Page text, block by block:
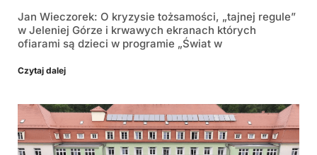
Jan Wieczorek: O kryzysie tożsamości, „tajnej regule”
w Jeleniej Górze i krwawych ekranach których
ofiarami są dzieci w programie „Świat w
Czytaj dalej